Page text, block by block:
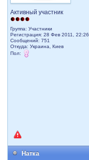
Активный участник
Группа: Участники
Регистрация: 28 Фев 2011, 22:26
Сообщений: 751
Откуда: Украина, Киев
Пол:
Натка